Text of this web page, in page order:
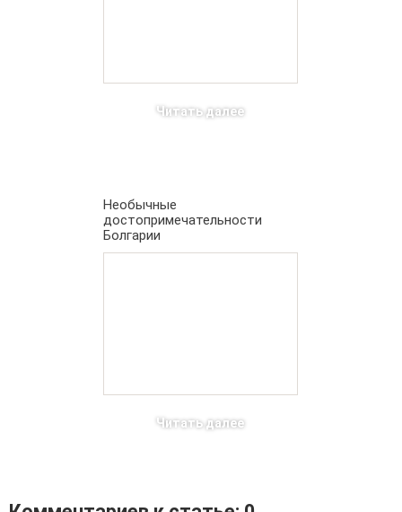
Читать далее
Необычные
достопримечательности
Болгарии
Читать далее